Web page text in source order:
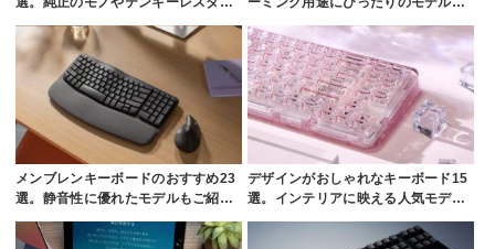
メンブレンキーボードのおすすめ23
選。静音性に優れたモデルもご紹…
デザインがおしゃれなキーボード15
選。インテリアに映える人気モデ…